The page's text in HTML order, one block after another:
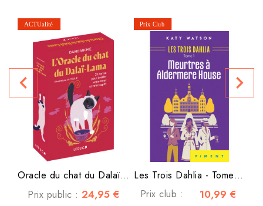
Oracle du chat du Dalaï-lama
Prix public : 24,95 €
Les Trois Dahlia - Tome 1...
Prix club :
10,99 €
navigate_before navigate_next